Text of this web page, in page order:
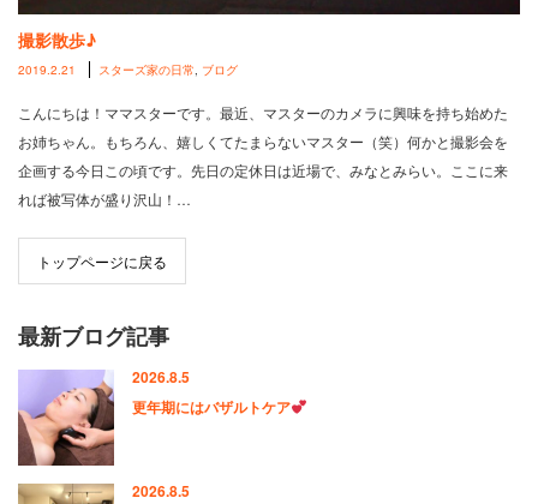
撮影散歩♪
2019.2.21 スターズ家の日常, ブログ
こんにちは！ママスターです。最近、マスターのカメラに興味を持ち始めた
お姉ちゃん。もちろん、嬉しくてたまらないマスター（笑）何かと撮影会を
企画する今日この頃です。先日の定休日は近場で、みなとみらい。ここに来
れば被写体が盛り沢山！…
トップページに戻る
最新ブログ記事
2026.8.5
更年期にはバザルトケア
2026.8.5